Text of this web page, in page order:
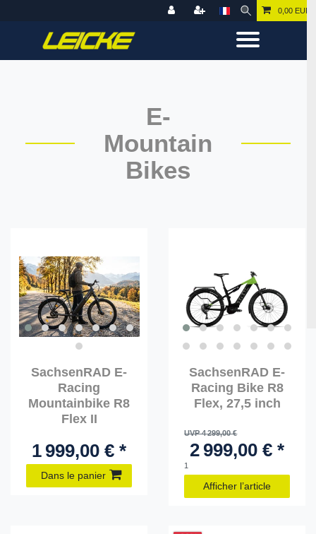
0,00 EUR
E-
Mountain
Bikes
SachsenRAD E-
Racing
Mountainbike R8
Flex II
1 999,00 € *
Dans le panier
SachsenRAD E-
Racing Bike R8
Flex, 27,5 inch
UVP 4 299,00 €
2 999,00 € *
1
Afficher l’article